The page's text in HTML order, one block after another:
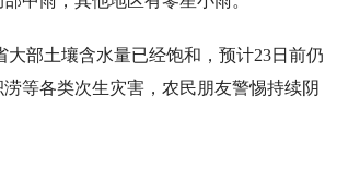
部土壤含水量已经饱和，预计23日前仍
等各类次生灾害，农民朋友警惕持续阴